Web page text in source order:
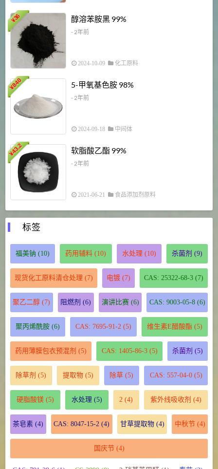
¥
36 醇溶苯胺黑 99%
- 2年前
2024-10-09 化工原料
¥
840 5-甲氧基色胺 98%
- 2年前
2024-09-18 中间体
¥
43.2 软脂酸乙酯 99%
- 2年前
2021-06-21 食品添加剂原料
标签
福美钠 (10) 药用辅料 (10) 水处理 (10) 杀菌剂 (9)
现货化工原料清仓处理 (7) 电镀 (7) CAS: 25322-68-3 (7)
聚乙二醇 (7) 阻燃剂 (6) 演讲比赛(6) CAS: 9003-05-8(6)
聚丙烯酰胺(6) CAS: 7695-91-2 (5) 维生素E醋酸酯 (5)
药用薄膜包衣预混剂 (5) CAS: 1405-86-3(5) 杀菌剂 (5)
除草剂 (5) 提取物(5) 除草 (5) CAS: 557-04-0(5)
硬脂酸镁(5) 水处理 (5) 2 (4) 紫外线吸收剂 (4)
茶皂素 (4) CAS: 8047-15-2 (4) 甘草提取物(4) 中秋节(4)
国庆节(4)